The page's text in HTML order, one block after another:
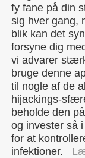
fy fane på din
sig hver gang,
blik kan det
forsyne dig
vi advarer
bruge denne
til nogle af de
hijackings-
beholde den
og invester så
for at
infektioner.